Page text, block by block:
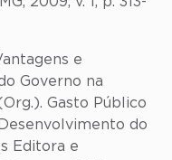
e
Governo na
Gasto Público
do
Editora e